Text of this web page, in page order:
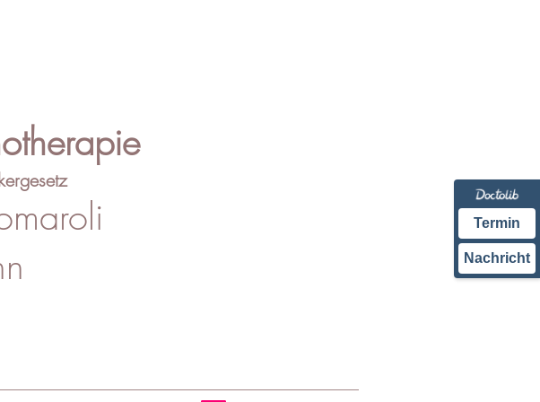
Termin
Nachricht